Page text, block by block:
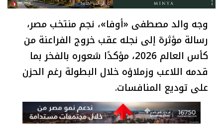
وجه والد مصطفى «أوفا»، نجم منتخب مصر،
رسالة مؤثرة إلى نجله عقب خروج الفراعنة من
كأس العالم 2026، مؤكدًا شعوره بالفخر بما
قدمه اللاعب وزملاؤه خلال البطولة رغم الحزن
على توديع المنافسات.